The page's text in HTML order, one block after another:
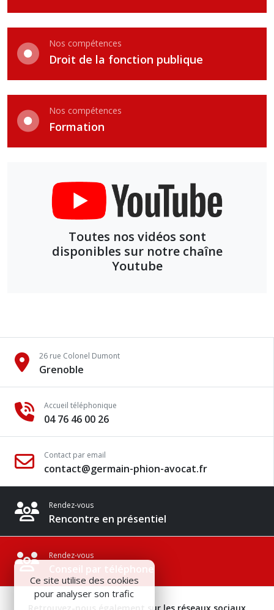
Nos compétences
Droit de la fonction publique
Nos compétences
Formation
Toutes nos vidéos sont
disponibles sur notre chaîne
Youtube
26 rue Colonel Dumont
Grenoble
Accueil téléphonique
04 76 46 00 26
Contact par email
contact@germain-phion-avocat.fr
Rendez-vous
Rencontre en présentiel
Rendez-vous
Conseil par téléphone
Ce site utilise des cookies
pour analyser son trafic